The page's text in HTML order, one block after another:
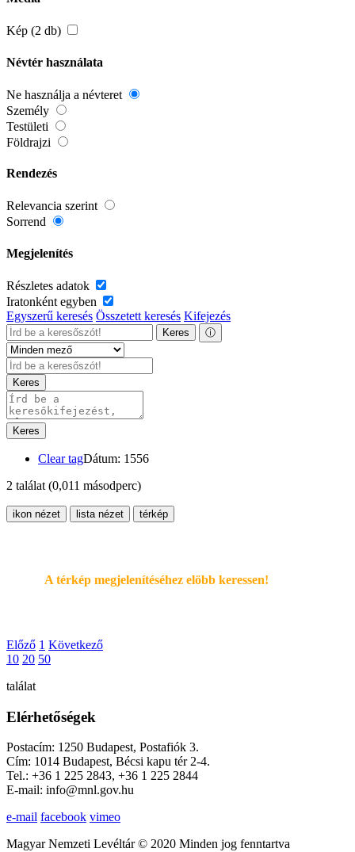
Kép (2 db)
Névtér használata
Ne használja a névteret
Személy
Testületi
Földrajzi
Rendezés
Relevancia szerint
Sorrend
Megjelenítés
Részletes adatok
Iratonként egyben
Egyszerű keresés Összetett keresés Kifejezés
Keres ⓘ
Keres
Keres
Clear tagDátum: 1556
2 találat (0,011 másodperc)
ikon nézet lista nézet térkép
A térkép megjelenítéséhez elöbb keressen!
Előző 1 Következő
10 20 50
találat
Elérhetőségek
Postacím: 1250 Budapest, Postafiók 3.
Cím: 1014 Budapest, Bécsi kapu tér 2-4.
Tel.: +36 1 225 2843, +36 1 225 2844
E-mail: info@mnl.gov.hu
e-mail facebook vimeo
Magyar Nemzeti Levéltár © 2020 Minden jog fenntartva